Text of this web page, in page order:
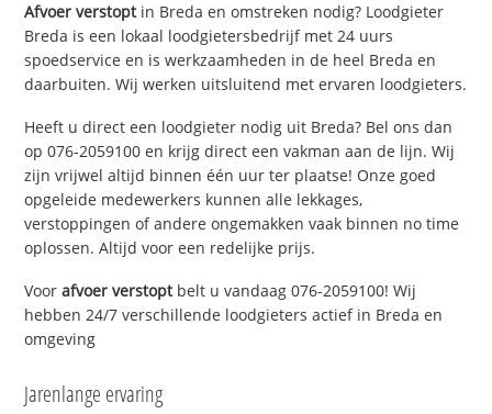
Afvoer verstoptin Breda en omstreken nodig? Loodgieter
Breda is een lokaal loodgietersbedrijf met 24 uurs
spoedservice en is werkzaamheden in de heel Breda en
daarbuiten. Wij werken uitsluitend met ervaren loodgieters.
Heeft u direct een loodgieter nodig uit Breda? Bel ons dan
op 076-2059100 en krijg direct een vakman aan de lijn. Wij
zijn vrijwel altijd binnen één uur ter plaatse! Onze goed
opgeleide medewerkers kunnen alle lekkages,
verstoppingen of andere ongemakken vaak binnen no time
oplossen. Altijd voor een redelijke prijs.
Voorafvoer verstoptbelt u vandaag 076-2059100! Wij
hebben 24/7 verschillende loodgieters actief in Breda en
omgeving
Jarenlange ervaring